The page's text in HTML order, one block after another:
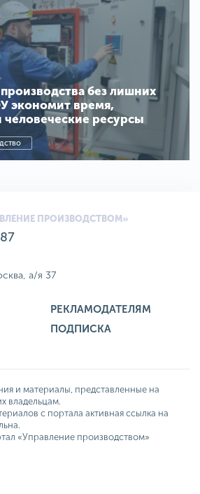
без лишних
экономит время,
человеческие ресурсы
ПРОИЗВОДСТВОМ»
а/я 37
РЕКЛАМОДАТЕЛЯМ
ПОДПИСКА
и материалы, представленные на
владельцам.
с портала активная ссылка на
«Управление производством»